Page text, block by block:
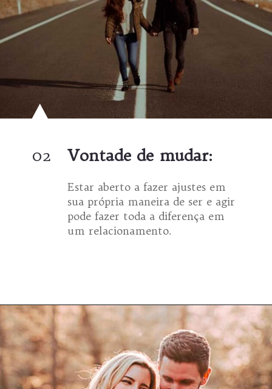
Vontade de mudar:
02
Estar aberto a fazer ajustes em
sua própria maneira de ser e agir
pode fazer toda a diferença em
um relacionamento.
Opening https://coachinglove.com.br/mundo-perfeito-sera-que-existe-isso-em-relacionamentos/